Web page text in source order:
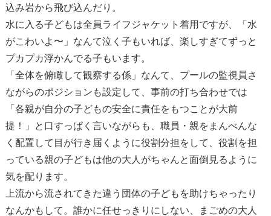
込み岩から飛び込んだり。
水に入る子どもは全員ライフジャケット着用ですが、「水
がこわいよ〜」なんて泣く子もいれば、楽しすぎてずっと
プカプカ浮かんでる子もいます。
「全体を俯瞰して観察する係」なんて、プールの監視員さ
ながらのポジションも設定して、事前の打ち合わせでは
「各親が自分の子どもの安全に責任をもつことが大前
提！」と口すっぱく言いながらも、職員・親をまんべんな
く配置して目が行き届くように役割分担をして、役割を担
っている親の子どもは他の大人がちゃんと面倒見るように
気を配ります。
上流から流されてきた違う団体の子どもを助けちゃったり
なんかもして。誰かに任せっきりにしない、まごめの大人